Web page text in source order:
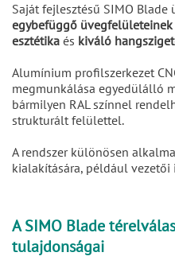
Saját fejlesztésű SIMO
egybefüggő üvegfelületeinek
esztétika és kiváló
Alumínium profilszerkezet
megmunkálása egyedülálló
bármilyen RAL színnel
strukturált felülettel.
A rendszer különösen
kialakítására, például vezetői
A SIMO Blade
tulajdonságai